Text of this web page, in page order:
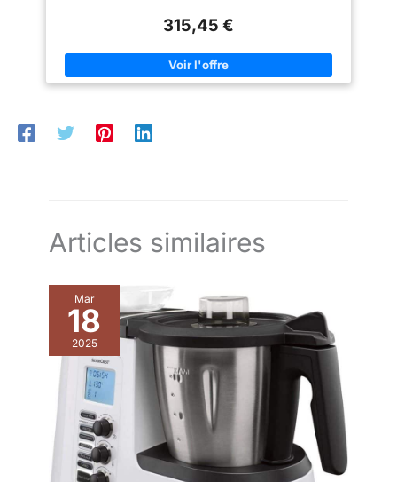
goûter, Magnifica S transforme
chaque gorgée en un moment
Magnifica S vous pouvez préparer votre café favori court ou
aromatique au café latte et crémeux DÉGUSTEZ UN
CAPPUCCINO DE QUALITÉ BARISTA À LA MAISON: si vous
aimez le lait, la technologie LatteCrema Hot vous garantit une
bec verseur s’adapte à différentes hauteurs de tasse (8–14 cm)
NETTOYAGE INTELLIGENT ET ÉCONOMIE D’ÉNERGIE: facile à
315,45 €
Articles similaires
Mar
18
2025